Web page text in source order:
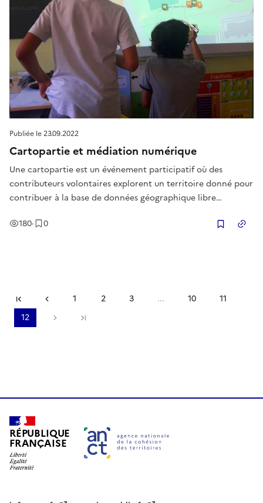
Publiée le23.09.2022
Cartopartie et médiation numérique
Une cartopartie est un événement participatif où des
contributeurs volontaires explorent un territoire donné pour
contribuer à la base de données géographique libre
réaliser des cartes géographiques. La cartopartie peut être
180Vues
· 0Enregistrement
Première pagePage précédente
1 2 3 ... 10
11
12
Page suivante
RÉPUBLIQUE
FRANÇAISE